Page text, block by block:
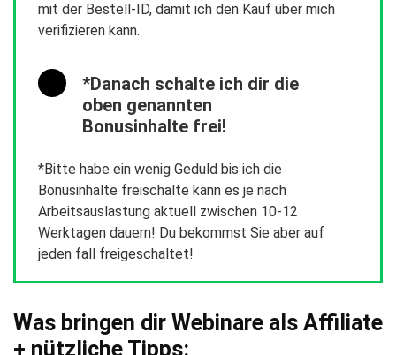
mit der Bestell-ID, damit ich den Kauf über mich
verifizieren kann.
*Danach schalte ich dir die
oben genannten
Bonusinhalte frei!
*Bitte habe ein wenig Geduld bis ich die
Bonusinhalte freischalte kann es je nach
Arbeitsauslastung aktuell zwischen 10-12
Werktagen dauern! Du bekommst Sie aber auf
jeden fall freigeschaltet!
Was bringen dir Webinare als Affiliate
+ nützliche Tipps: